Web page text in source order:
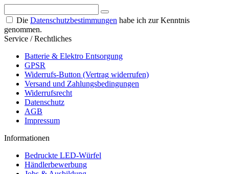
Die Datenschutzbestimmungen habe ich zur Kenntnis
genommen.
Service / Rechtliches
Batterie & Elektro Entsorgung
GPSR
Widerrufs-Button (Vertrag widerrufen)
Versand und Zahlungsbedingungen
Widerrufsrecht
Datenschutz
AGB
Impressum
Informationen
Bedruckte LED-Würfel
Händlerbewerbung